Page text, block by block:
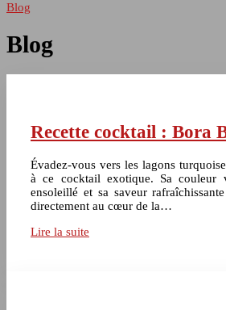
Blog
Blog
Recette cocktail : Bora
Évadez-vous vers les lagons
à ce cocktail exotique. Sa couleur
ensoleillé et sa saveur
directement au cœur de la…
Lire la suite